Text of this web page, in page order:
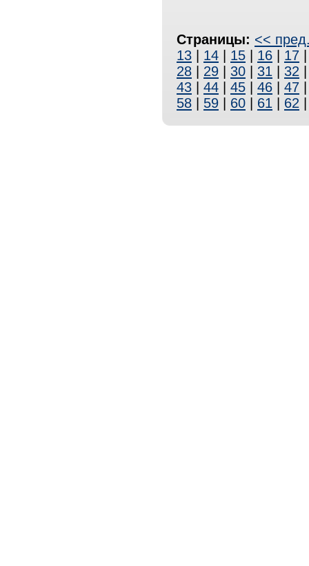
Страницы: <<
13
14 15 16 17
28
29 30 31 32
43
44 45 46 47
58
59 60 61 62